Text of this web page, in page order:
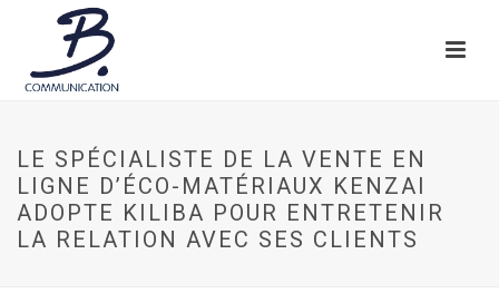
LE SPÉCIALISTE DE LA VENTE EN
LIGNE D’ÉCO-MATÉRIAUX KENZAI
ADOPTE KILIBA POUR ENTRETENIR
LA RELATION AVEC SES CLIENTS